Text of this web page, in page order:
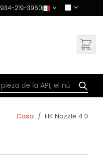
934-219-3960
Casa / HK Nozzle 4.0